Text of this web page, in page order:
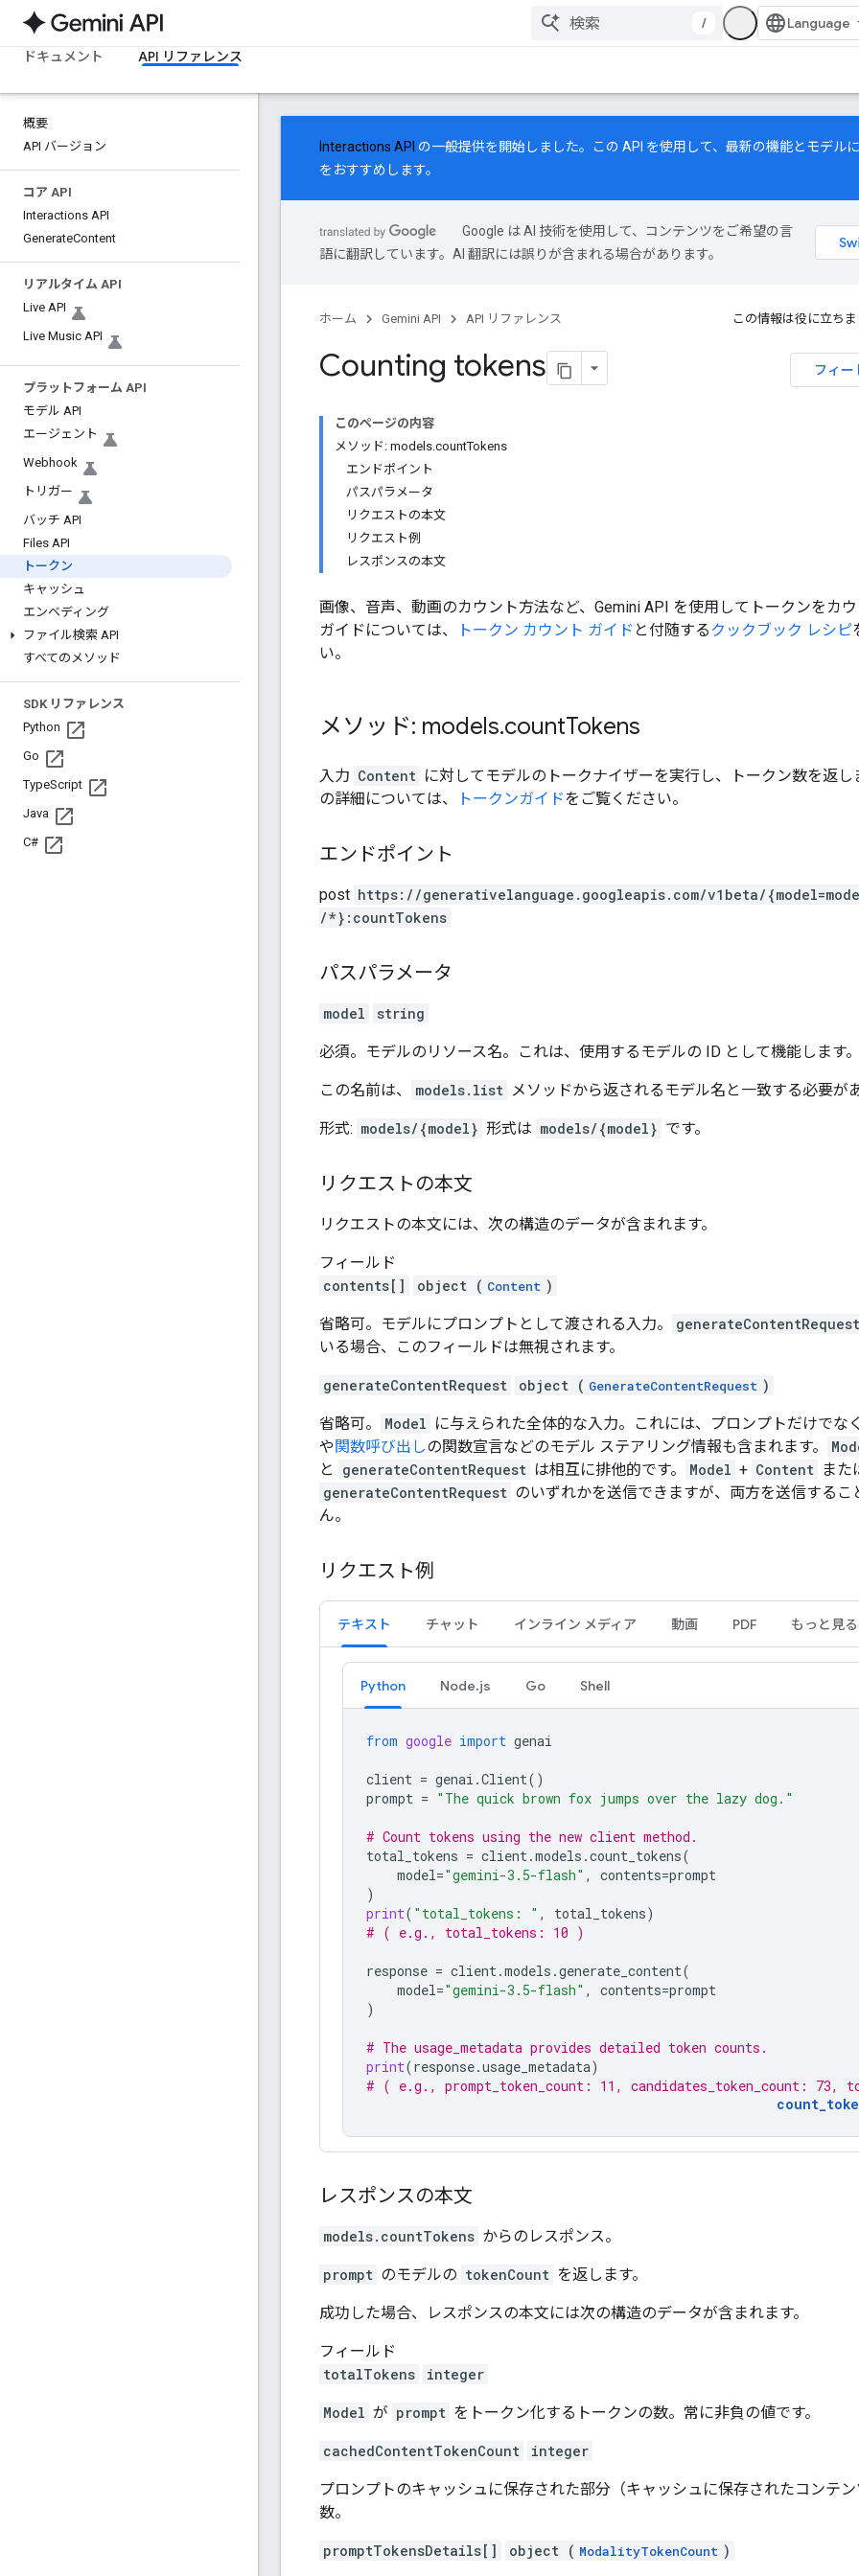
/
ドキュメント API リファレンス
概要
API バージョン
コア API
Interactions API
GenerateContent
リアルタイム API
Live API
Live Music API
プラットフォーム API
モデル API
エージェント
Webhook
トリガー
バッチ API
Files API
トークン
キャッシュ
エンベディング
ファイル検索 API
すべてのメソッド
SDK リファレンス
Python
Go
TypeScript
Java
C#
Interactions API の一般提供を開始しました。この API を使用して、最新の機能とモデル
をおすすめします。
Google は AI 技術を使用して、コンテンツをご希望の言
語に翻訳しています。AI 翻訳には誤りが含まれる場合があります。
ホーム Gemini API API リファレンス この情報は役に立ちま
フィー
Counting tokens
このページの内容
メソッド: models.countTokens
エンドポイント
パスパラメータ
リクエストの本文
リクエスト例
レスポンスの本文
画像、音声、動画のカウント方法など、Gemini API を使用してトークンをカ
ガイドについては、
トークン カウント ガイド と付随するクックブック レシピ
い。
メソッド: models.countTokens
入力 Content に対してモデルのトークナイザーを実行し、トークン数を返し
の詳細については、
トークンガイドをご覧ください。
エンドポイント
post https: / /generativelanguage.googleapis.com/v1beta/
/*}:countTokens
パスパラメータ
model string
必須。モデルのリソース名。これは、使用するモデルの ID として機能します。
この名前は、 models.list メソッドから返されるモデル名と一致する必要があ
形式: models/{model} 形式は models/{model} です。
リクエストの本文
リクエストの本文には、次の構造のデータが含まれます。
フィールド
contents[]
object ( Content )
省略可。モデルにプロンプトとして渡される入力。 generateContentRequest
いる場合、このフィールドは無視されます。
generateContentRequest object ( GenerateContentRequest )
省略可。 Model に与えられた全体的な入力。これには、プロンプトだけでなく
や関数呼び出しの関数宣言などのモデル ステアリング情報も含まれます。
と
generateContentRequest は相互に排他的です。 Model + Content また
generateContentRequest のいずれかを送信できますが、両方を送信するこ
ん。
リクエスト例
テキスト チャット インライン メディア 動画 PDF もっと見る
Python Node.js Go Shell
from google import genai
client = genai .Client()
prompt = "The quick brown fox jumps over the lazy dog."
# Count tokens using the new client method.
total_tokens = client.models .count_tokens(
model="gemini-3.5-flash" , contents=prompt
)
print( "total_tokens: " , total_tokens)
# ( e.g., total_tokens: 10 )
response = client.models .generate_content(
model="gemini-3.5-flash" , contents=prompt
)
# The usage_metadata provides detailed token counts.
print(response.usage_metadata)
# ( e.g., prompt_token_count: 11, candidates_token_count: 73,
レスポンスの本文
models.countTokens からのレスポンス。
prompt のモデルの tokenCount を返します。
成功した場合、レスポンスの本文には次の構造のデータが含まれます。
フィールド
totalTokens
integer
Model が prompt をトークン化するトークンの数。常に非負の値です。
cachedContentTokenCount integer
プロンプトのキャッシュに保存された部分（キャッシュに保存されたコンテ
数。
promptTokensDetails[] object ( ModalityTokenCount )